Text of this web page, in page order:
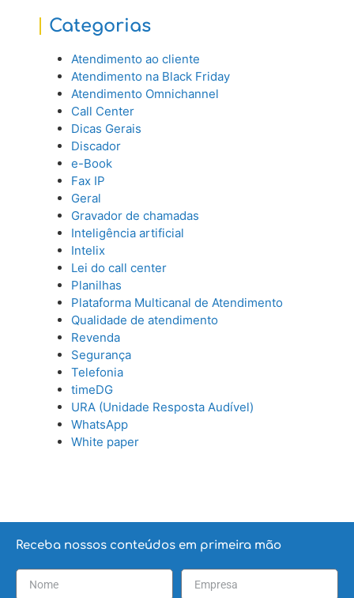
Categorias
Atendimento ao cliente
Atendimento na Black Friday
Atendimento Omnichannel
Call Center
Dicas Gerais
Discador
e-Book
Fax IP
Geral
Gravador de chamadas
Inteligência artificial
Intelix
Lei do call center
Planilhas
Plataforma Multicanal de Atendimento
Qualidade de atendimento
Revenda
Segurança
Telefonia
timeDG
URA (Unidade Resposta Audível)
WhatsApp
White paper
Receba nossos conteúdos em primeira mão